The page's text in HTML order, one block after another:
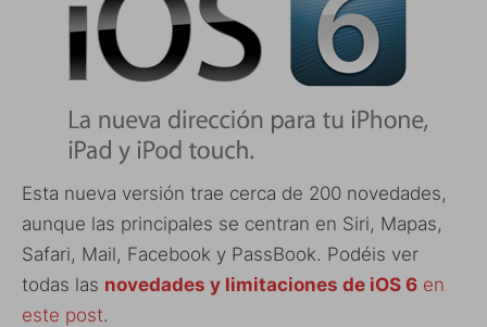
Esta nueva versión trae cerca de 200 novedades,
aunque las principales se centran en Siri, Mapas,
Safari, Mail, Facebook y PassBook. Podéis ver
todas las novedades y limitaciones de iOS 6 en
este post.